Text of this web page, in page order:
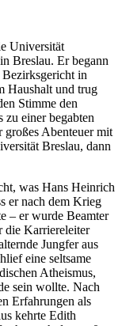
Universität
Breslau. Er begann
in
Haushalt und trug
Stimme den
einer begabten
großes Abenteuer mit
Breslau, dann
was Hans Heinrich
er nach dem Krieg
– er wurde Beamter
die Karriereleiter
Jungfer aus
eine seltsame
Atheismus,
sein wollte. Nach
Erfahrungen als
kehrte Edith